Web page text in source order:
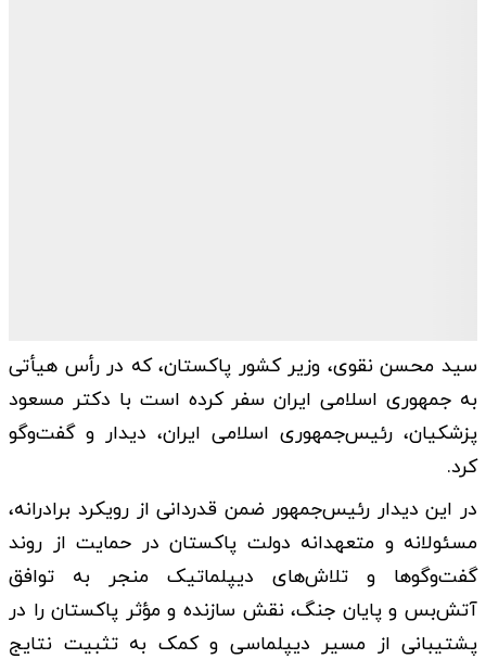
سید محسن نقوی، وزیر کشور پاکستان، که در رأس هیأتی
به جمهوری اسلامی ایران سفر کرده است با دکتر مسعود
پزشکیان، رئیس‌جمهوری اسلامی ایران، دیدار و گفت‌وگو
کرد.
در این دیدار رئیس‌جمهور ضمن قدردانی از رویکرد برادرانه،
مسئولانه و متعهدانه دولت پاکستان در حمایت از روند
گفت‌وگوها و تلاش‌های دیپلماتیک منجر به توافق
آتش‌بس و پایان جنگ، نقش سازنده و مؤثر پاکستان را در
پشتیبانی از مسیر دیپلماسی و کمک به تثبیت نتایج